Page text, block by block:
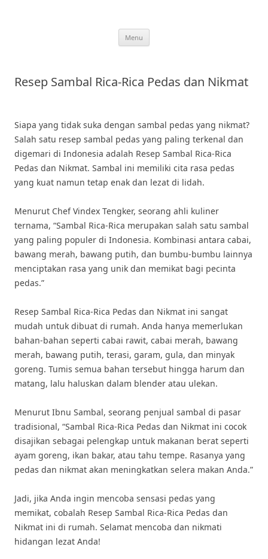
Menu
Resep Sambal Rica-Rica Pedas dan Nikmat
Siapa yang tidak suka dengan sambal pedas yang nikmat?
Salah satu resep sambal pedas yang paling terkenal dan
digemari di Indonesia adalah Resep Sambal Rica-Rica
Pedas dan Nikmat. Sambal ini memiliki cita rasa pedas
yang kuat namun tetap enak dan lezat di lidah.
Menurut Chef Vindex Tengker, seorang ahli kuliner
ternama, “Sambal Rica-Rica merupakan salah satu sambal
yang paling populer di Indonesia. Kombinasi antara cabai,
bawang merah, bawang putih, dan bumbu-bumbu lainnya
menciptakan rasa yang unik dan memikat bagi pecinta
pedas.”
Resep Sambal Rica-Rica Pedas dan Nikmat ini sangat
mudah untuk dibuat di rumah. Anda hanya memerlukan
bahan-bahan seperti cabai rawit, cabai merah, bawang
merah, bawang putih, terasi, garam, gula, dan minyak
goreng. Tumis semua bahan tersebut hingga harum dan
matang, lalu haluskan dalam blender atau ulekan.
Menurut Ibnu Sambal, seorang penjual sambal di pasar
tradisional, “Sambal Rica-Rica Pedas dan Nikmat ini cocok
disajikan sebagai pelengkap untuk makanan berat seperti
ayam goreng, ikan bakar, atau tahu tempe. Rasanya yang
pedas dan nikmat akan meningkatkan selera makan Anda.”
Jadi, jika Anda ingin mencoba sensasi pedas yang
memikat, cobalah Resep Sambal Rica-Rica Pedas dan
Nikmat ini di rumah. Selamat mencoba dan nikmati
hidangan lezat Anda!